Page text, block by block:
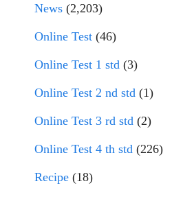
News (2,203)
Online Test (46)
Online Test 1 std (3)
Online Test 2 nd std (1)
Online Test 3 rd std (2)
Online Test 4 th std (226)
Recipe (18)